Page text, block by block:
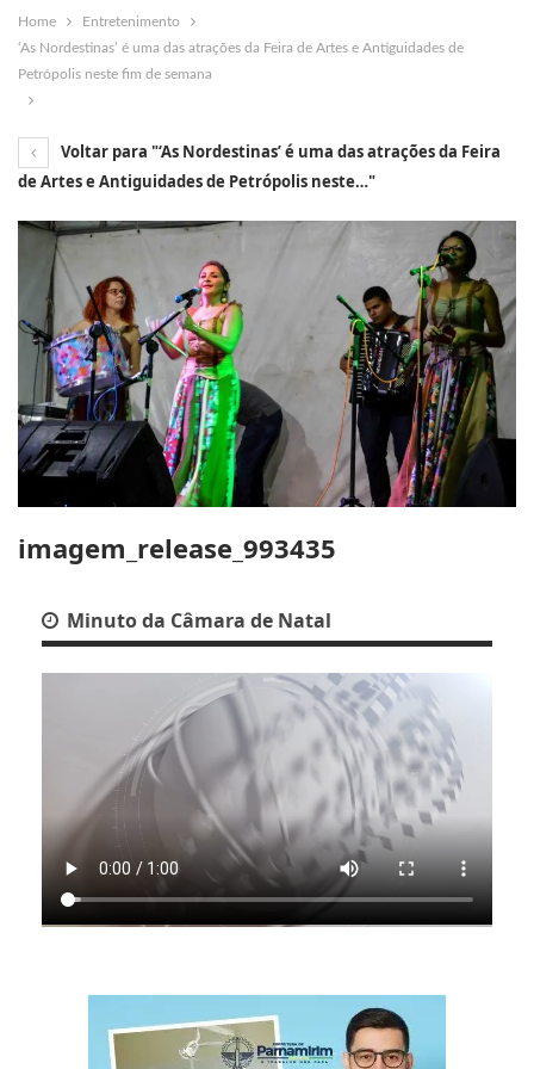
Home
Entretenimento
‘As Nordestinas’ é uma das atrações da Feira de Artes e Antiguidades de
Petrópolis neste fim de semana
Voltar para "‘As Nordestinas’ é uma das atrações da Feira
de Artes e Antiguidades de Petrópolis neste…"
imagem_release_993435
Minuto da Câmara de Natal